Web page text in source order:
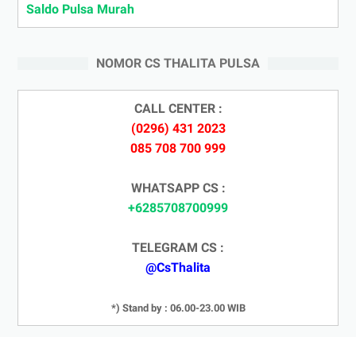
Saldo Pulsa Murah
NOMOR CS THALITA PULSA
CALL CENTER :
(0296) 431 2023
085 708 700 999
WHATSAPP CS :
+6285708700999
TELEGRAM CS :
@CsThalita
*) Stand by : 06.00-23.00 WIB